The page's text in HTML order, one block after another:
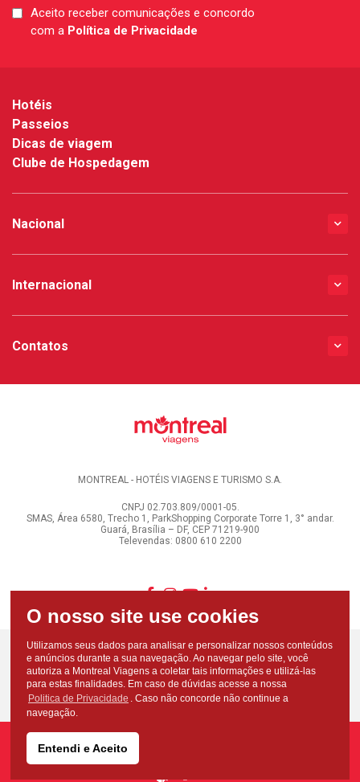
LGPDAceito receber comunicações e concordo
com a Política de Privacidade
Hotéis
Passeios
Dicas de viagem
Clube de Hospedagem
Nacional
Internacional
Contatos
MONTREAL - HOTÉIS VIAGENS E TURISMO S.A.
CNPJ 02.703.809/0001-05.
SMAS, Área 6580, Trecho 1, ParkShopping Corporate Torre 1, 3° andar.
Guará, Brasília – DF, CEP 71219-900
Televendas: 0800 610 2200
Copyright - Todos os direitos reservados - Montreal Viagens - 2026
Utilizamos seus dados para analisar e personalizar nossos conteúdos
e anúncios durante a sua navegação. Ao navegar pelo site, você
autoriza a Montreal Viagens a coletar tais informações e utilizá-las
para estas finalidades. Em caso de dúvidas acesse a nossa
Politica de Privacidade . Caso não concorde não continue a
navegação.
Entendi e Aceito